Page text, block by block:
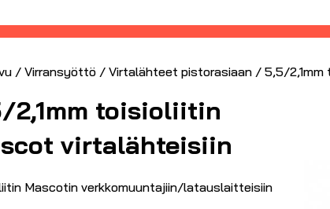
/ Virransyöttö / Virtalähteet pistorasiaan / 5,5/2,1mm
2,1mm toisioliitin
virtalähteisiin
Mascotin verkkomuuntajiin/latauslaitteisiin